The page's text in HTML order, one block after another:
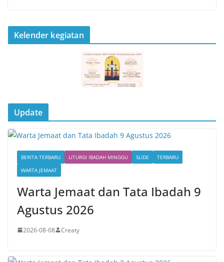
Kelender kegiatan
Update
BERITA TERBARU LITURGI IBADAH MINGGU SLIDE
TERBARU
WARTA JEMAAT
Warta Jemaat dan Tata Ibadah 9
Agustus 2026
2026-08-08 Creaty